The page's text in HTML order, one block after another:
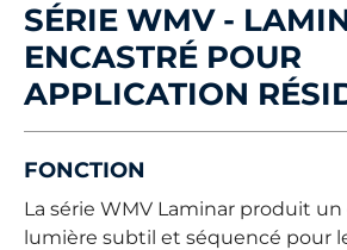
SÉRIE WMV -
ENCASTRÉ POUR
APPLICATION
FONCTION
La série WMV Laminar produit
lumière subtil et séquencé pour